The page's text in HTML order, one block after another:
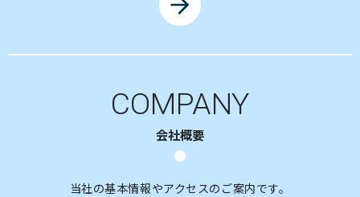
COMPANY
会社概要
当社の基本情報やアクセスのご案内です。